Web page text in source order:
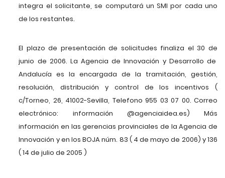
integra el solicitante, se computará un SMI por cada uno
de los restantes.
El plazo de presentación de solicitudes finaliza el 30 de
junio de 2006. La Agencia de Innovación y Desarrollo de
Andalucía es la encargada de la tramitación, gestión,
resolución, distribución y control de los incentivos (
c/Torneo, 26, 41002-Sevilla, Telefono 955 03 07 00. Correo
electrónico: información @agenciaidea.es) Más
información en las gerencias provinciales de la Agencia de
Innovación y en los BOJA núm. 83 ( 4 de mayo de 2006) y 136
( 14 de julio de 2005 )